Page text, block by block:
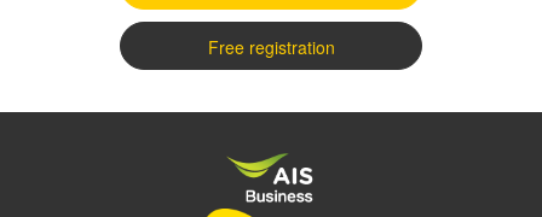
Free registration